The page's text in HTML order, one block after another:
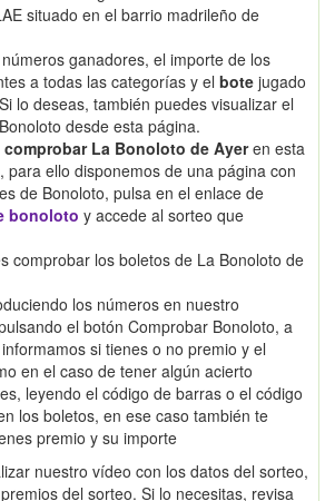
situado en el barrio madrileño de
ganadores, el importe de los
a todas las categorías y el bote jugado
lo deseas, también puedes visualizar el
desde esta página.
comprobar La Bonoloto de Ayeren esta
para ello disponemos de una página con
de Bonoloto, pulsa en el enlace de
bonoloto y accede al sorteo que
comprobar los boletos de La Bonoloto de
los números en nuestro
el botón Comprobar Bonoloto, a
si tienes o no premio y el
en el caso de tener algún acierto
leyendo el código de barras o el código
los boletos, en ese caso también te
premio y su importe
nuestro vídeo con los datos del sorteo,
del sorteo. Si lo necesitas, revisa